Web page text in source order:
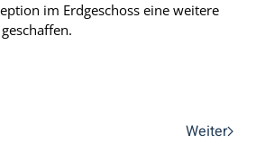
im Erdgeschoss eine weitere
Weiter